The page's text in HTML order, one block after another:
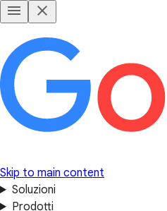
Skip to main content
Soluzioni
Prodotti